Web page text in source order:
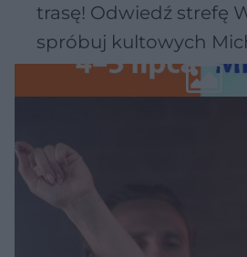
trasę! Odwiedź strefę
spróbuj kultowych
Wawelu